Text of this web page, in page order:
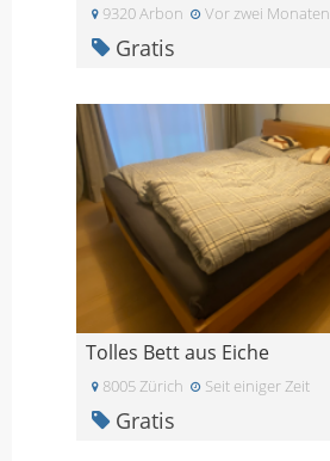
9320 Arbon Vor zwei Monaten
Gratis
Tolles Bett aus Eiche
8005 Zürich Seit einiger Zeit
Gratis